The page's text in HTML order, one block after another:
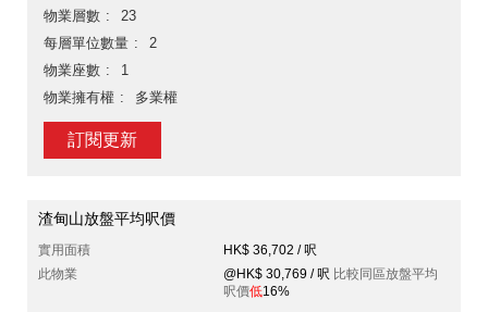
物業層數
23
每層單位數量
2
物業座數
1
物業擁有權
多業權
訂閱更新
渣甸山放盤平均呎價
實用面積
HK$ 36,702 / 呎
此物業
@HK$ 30,769 / 呎 比較同區放盤平均
呎價低16%